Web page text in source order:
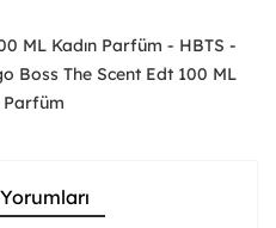
ML Kadın Parfüm - HBTS -
Boss The Scent Edt 100 ML
Parfüm